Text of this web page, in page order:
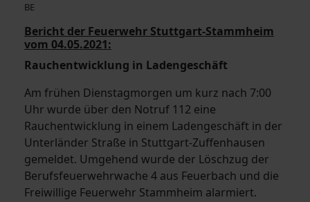
BE
Bericht der Feuerwehr Stuttgart-Stammheim
vom 04.05.2021:
Rauchentwicklung in Ladengeschäft
Am frühen Dienstagmorgen um kurz nach 7:00
Uhr wurde über den Notruf 112 eine
Rauchentwicklung in einem Ladengeschäft in der
Unterländer Straße in Stuttgart-Zuffenhausen
gemeldet. Umgehend wurde der Löschzug der
Berufsfeuerwehrwache 4 aus Feuerbach und die
Freiwillige Feuerwehr Stammheim alarmiert.